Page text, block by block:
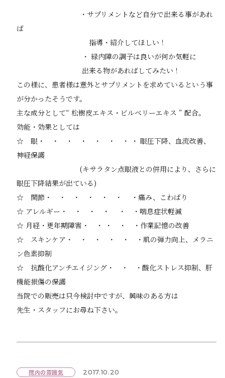
・サプリメントなど自分で出来る事があれ
ば
指導・紹介してほしい！
・ 緑内障の調子は良いが何か気軽に
出来る物があればしてみたい！
この様に、患者様は意外とサプリメントを求めているという事
が分かったそうです。
主な成分として“ 松樹皮エキス・ビルベリーエキス ” 配合。
効能・効果としては
☆ 眼・ ・ ・ ・ ・ ・ ・ ・ 眼圧下降、血流改善、
神経保護
(キサラタン点眼液との併用により、さらに
眼圧下降結果が出ている)
☆ 関節・ ・ ・ ・ ・ ・ ・痛み、こわばり
☆ アレルギー・ ・ ・ ・ ・ ・喘息症状軽減
☆ 月経・更年期障害・ ・ ・ ・ ・作業記憶の改善
☆ スキンケア・ ・ ・ ・ ・ ・肌の弾力向上、メラニ
ン色素抑制
☆ 抗酸化アンチエイジング・ ・ ・酸化ストレス抑制、肝
機能損傷の保護
当院での販売は只今検討中ですが、興味のある方は
先生・スタッフにお尋ね下さい。
院内の雰囲気 2017.10.20